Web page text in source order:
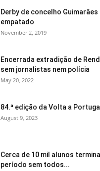
Derby de concelho
empatado
November 2, 2019
Encerrada extradição de
sem jornalistas nem polícia
May 20, 2022
84.ª edição da Volta a
August 9, 2023
Cerca de 10 mil alunos
período sem todos...